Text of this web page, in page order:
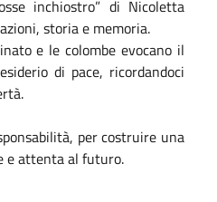
inchiostro” di Nicoletta
storia e memoria.
e le colombe evocano il
di pace, ricordandoci
per costruire una
e attenta al futuro.